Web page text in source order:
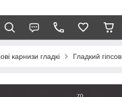
карнизи гладкі Гладкий